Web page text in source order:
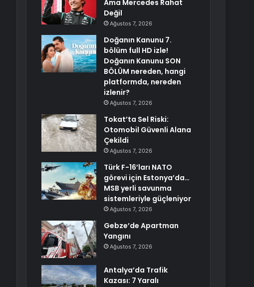
Ama Mercedes Rahat
Değil
Ağustos 7, 2026
Doğanın Kanunu 7.
bölüm full HD izle!
Doğanın Kanunu SON
BÖLÜM nereden, hangi
platformda, nereden
izlenir?
Ağustos 7, 2026
Tokat’ta Sel Riski:
Otomobil Güvenli Alana
Çekildi
Ağustos 7, 2026
Türk F-16’ları NATO
görevi için Estonya’da…
MSB yerli savunma
sistemleriyle güçleniyor
Ağustos 7, 2026
Gebze’de Apartman
Yangını
Ağustos 7, 2026
Antalya’da Trafik
Kazası: 7 Yaralı